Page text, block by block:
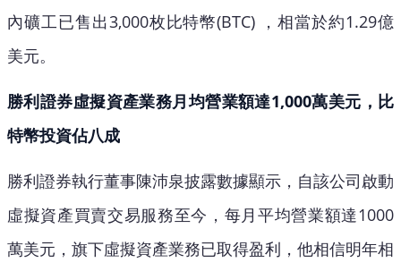
內礦工已售出3,000枚比特幣(BTC) ，相當於約1.29億
美元。
勝利證券虛擬資產業務月均營業額達1,000萬美元，比
特幣投資佔八成
勝利證券執行董事陳沛泉披露數據顯示，自該公司啟動
虛擬資產買賣交易服務至今，每月平均營業額達1000
萬美元，旗下虛擬資產業務已取得盈利，他相信明年相